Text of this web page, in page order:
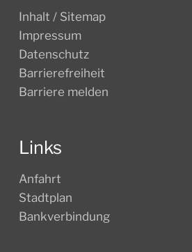
Inhalt / Sitemap
Impressum
Datenschutz
Barrierefreiheit
Barriere melden
Links
Anfahrt
Stadtplan
Bankverbindung